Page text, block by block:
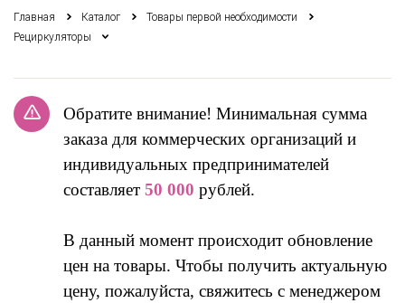
Главная Каталог
Товары первой необходимости
Рециркуляторы
Обратите внимание! Минимальная сумма
заказа для коммерческих организаций и
индивидуальных предпринимателей
составляет 50 000 рублей.
В данный момент происходит обновление
цен на товары. Чтобы получить актуальную
цену, пожалуйста, свяжитесь с менеджером